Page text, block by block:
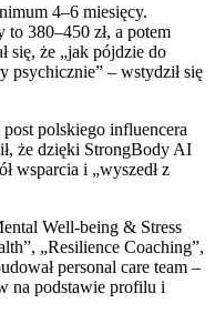
4–6 miesięcy.
380–450 zł, a potem
się, że „jak pójdzie do
psychicznie” – wstydził się
polskiego influencera
że dzięki StrongBody AI
wsparcia i „wyszedł z
Well-being & Stress
„Resilience Coaching”,
personal care team –
na podstawie profilu i